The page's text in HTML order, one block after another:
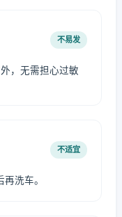
不易发
，无需担心过敏
不适宜
洗车。